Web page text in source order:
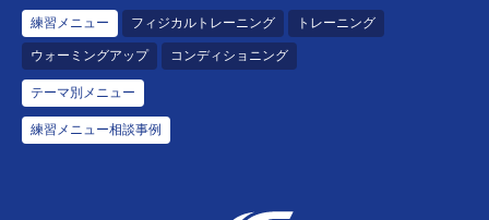
練習メニュー フィジカルトレーニング トレーニング
ウォーミングアップ コンディショニング
テーマ別メニュー
練習メニュー相談事例